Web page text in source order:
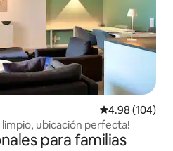
Calificación
4.98 (104)
ubicación perfecta!
para familias